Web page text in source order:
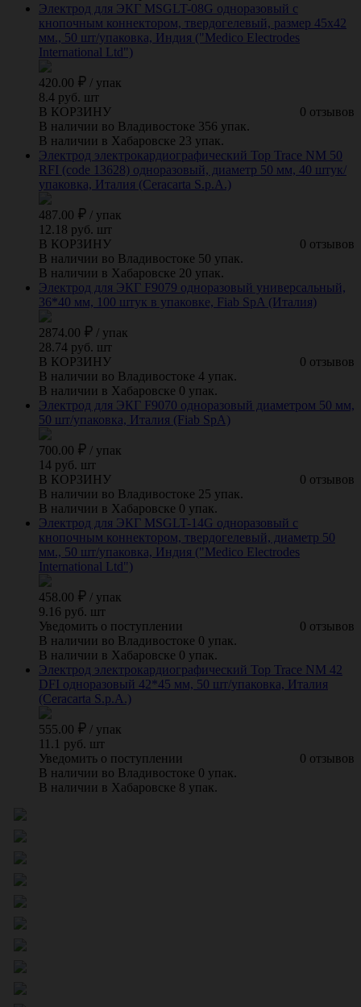
Электрод для ЭКГ MSGLT-08G одноразовый с
кнопочным коннектором, твердогелевый, размер 45х42
мм., 50 шт/упаковка, Индия ("Medico Electrodes
International Ltd")
420.00 / упак
8.4 руб. шт
0 отзывов
В КОРЗИНУ
В наличии во Владивостоке 356 упак.
В наличии в Хабаровске 23 упак.
Электрод электрокардиографический Top Trace NM 50
RFI (code 13628) одноразовый, диаметр 50 мм, 40 штук/
упаковка, Италия (Ceracarta S.p.A.)
487.00 / упак
12.18 руб. шт
0 отзывов
В КОРЗИНУ
В наличии во Владивостоке 50 упак.
В наличии в Хабаровске 20 упак.
Электрод для ЭКГ F9079 одноразовый универсальный,
36*40 мм, 100 штук в упаковке, Fiab SpA (Италия)
2874.00 / упак
28.74 руб. шт
0 отзывов
В КОРЗИНУ
В наличии во Владивостоке 4 упак.
В наличии в Хабаровске 0 упак.
Электрод для ЭКГ F9070 одноразовый диаметром 50 мм,
50 шт/упаковка, Италия (Fiab SpA)
700.00 / упак
14 руб. шт
0 отзывов
В КОРЗИНУ
В наличии во Владивостоке 25 упак.
В наличии в Хабаровске 0 упак.
Электрод для ЭКГ MSGLT-14G одноразовый с
кнопочным коннектором, твердогелевый, диаметр 50
мм., 50 шт/упаковка, Индия ("Medico Electrodes
International Ltd")
458.00 / упак
9.16 руб. шт
0 отзывов
Уведомить о поступлении
В наличии во Владивостоке 0 упак.
В наличии в Хабаровске 0 упак.
Электрод электрокардиографический Top Trace NM 42
DFI одноразовый 42*45 мм, 50 шт/упаковка, Италия
(Ceracarta S.p.A.)
555.00 / упак
11.1 руб. шт
0 отзывов
Уведомить о поступлении
В наличии во Владивостоке 0 упак.
В наличии в Хабаровске 8 упак.